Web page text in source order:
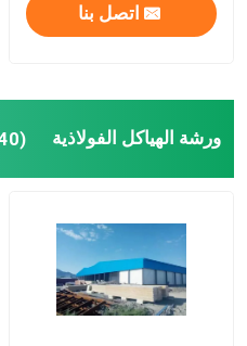
دفيئة زجاجية فينلو
الدفيئة مغطاة بالفيلم
الدفيئة مغطاة بالفيلم
اتصل بنا
ورشة الهياكل الفولاذية (240)